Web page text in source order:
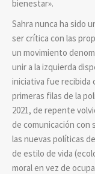
bienestar».
Sahra nunca ha sido
ser crítica con las
un movimiento
unir a la izquierda
iniciativa fue recibida
primeras filas de la
2021, de repente
de comunicación con
las nuevas políticas
de estilo de vida
moral en vez de